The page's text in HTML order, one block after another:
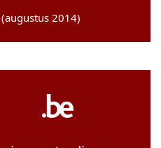
2014)